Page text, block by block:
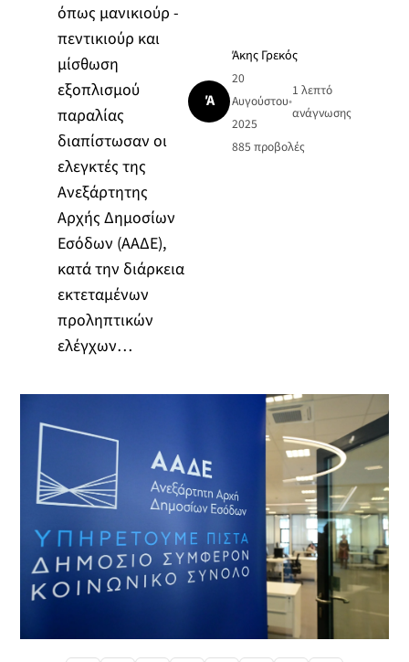
όπως μανικιούρ -
πεντικιούρ και
μίσθωση
εξοπλισμού
παραλίας
διαπίστωσαν οι
ελεγκτές της
Ανεξάρτητης
Αρχής Δημοσίων
Εσόδων (ΑΑΔΕ),
κατά την διάρκεια
εκτεταμένων
προληπτικών
ελέγχων…
Ά
Άκης Γρεκός
20
Αυγούστου
2025
•
1 λεπτό
ανάγνωσης
885 προβολές